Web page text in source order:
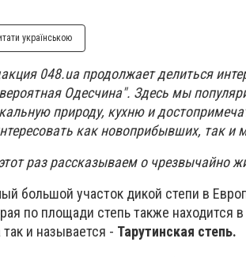
українською
048.ua продолжает делиться
Одесчина". Здесь мы
природу, кухню и
как новоприбывших, так и
раз рассказываем о чрезвычайно
большой участок дикой степи в
по площади степь также находится
так и называется - Тарутинская степь.